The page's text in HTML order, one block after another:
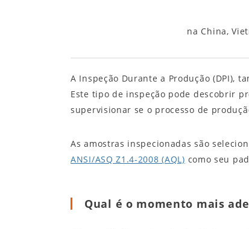
na China,
A Inspeção Durante a Produção (DPI),
Este tipo de inspeção pode descobrir
supervisionar se o processo de
As amostras inspecionadas são
ANSI/ASQ Z1.4-2008 (AQL) como seu
Qual é o momento mais